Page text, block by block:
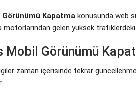
Görünümü Kapatmakonusunda web
motorlarından gelen yüksek
Mobil Görünümü
zaman içerisinde tekrar